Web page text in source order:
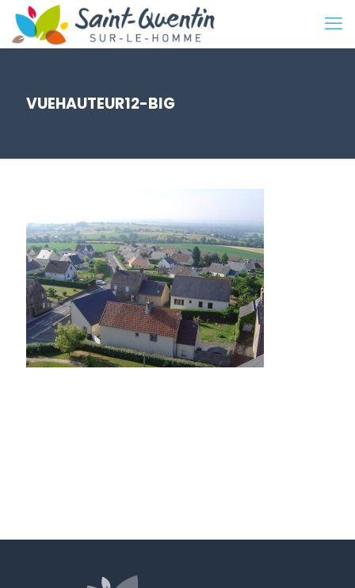
VUEHAUTEUR12-BIG